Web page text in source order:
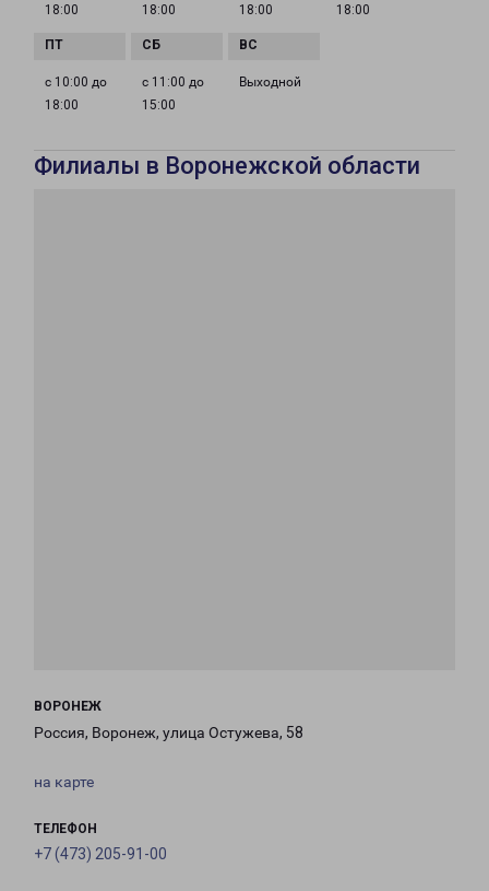
18:00
18:00
18:00
18:00
с 10:00 до
18:00
с 11:00 до
15:00
Выходной
Филиалы в Воронежской области
ВОРОНЕЖ
Россия, Воронеж, улица Остужева, 58
на карте
ТЕЛЕФОН
+7 (473) 205-91-00